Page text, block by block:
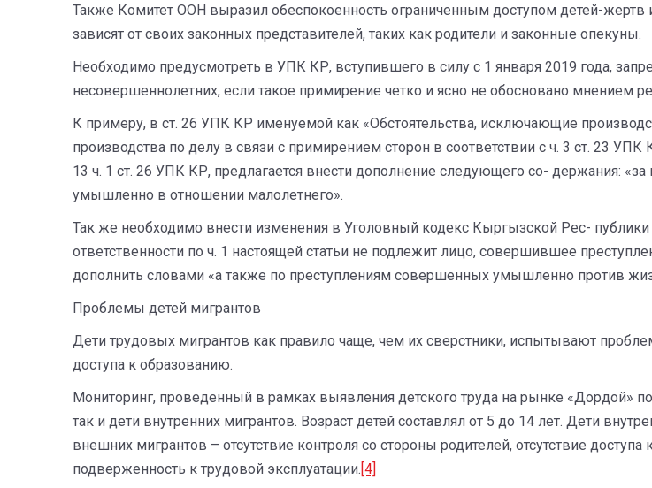
Также Комитет ООН выразил обеспокоенность ограниченным доступом детей-
зависят от своих законных представителей, таких как родители и законные опекуны.
Необходимо предусмотреть в УПК КР, вступившего в силу с 1 января 2019 года,
несовершеннолетних, если такое примирение четко и ясно не обосновано мнением
К примеру, в ст. 26 УПК КР именуемой как «Обстоятельства, исключающие
производства по делу в связи с примирением сторон в соответствии с ч. 3 ст. 23
13 ч. 1 ст. 26 УПК КР, предлагается внести дополнение следующего со- держания:
умышленно в отношении малолетнего».
Так же необходимо внести изменения в Уголовный кодекс Кыргызской Рес-
ответственности по ч. 1 настоящей статьи не подлежит лицо, совершившее
дополнить словами «а также по преступлениям совершенных умышленно против
Проблемы детей мигрантов
Дети трудовых мигрантов как правило чаще, чем их сверстники, испытывают
доступа к образованию.
Мониторинг, проведенный в рамках выявления детского труда на рынке «Дордой»
так и дети внутренних мигрантов. Возраст детей составлял от 5 до 14 лет. Дети
внешних мигрантов – отсутствие контроля со стороны родителей, отсутствие
подверженность к трудовой эксплуатации.[4]